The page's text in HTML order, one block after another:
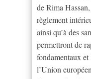
de Rima
règlement
ainsi qu’à des
permettront de
fondamentaux
l’Union